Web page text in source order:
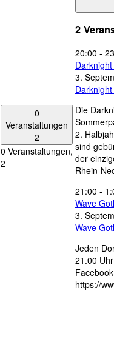
0
Veranstaltungen
2
0 Veranstaltungen,
2
2
20:00 -
3.
Die
2.
sind
der
Rhein-
21:00 -
Wave
3.
Wave
Jeden
21.00
https://